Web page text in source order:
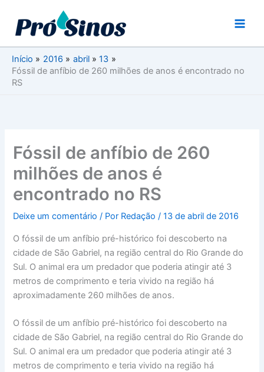
conteúdo
Início
2016 abril
13
Fóssil de anfíbio de 260 milhões de anos é encontrado no
RS
Fóssil de anfíbio de 260
milhões de anos é
encontrado no RS
Deixe um comentário / Por Redação/13 de abril de 2016
O fóssil de um anfíbio pré-histórico foi descoberto na
cidade de São Gabriel, na região central do Rio Grande do
Sul. O animal era um predador que poderia atingir até 3
metros de comprimento e teria vivido na região há
aproximadamente 260 milhões de anos.
O fóssil de um anfíbio pré-histórico foi descoberto na
cidade de São Gabriel, na região central do Rio Grande do
Sul. O animal era um predador que poderia atingir até 3
metros de comprimento e teria vivido na região há